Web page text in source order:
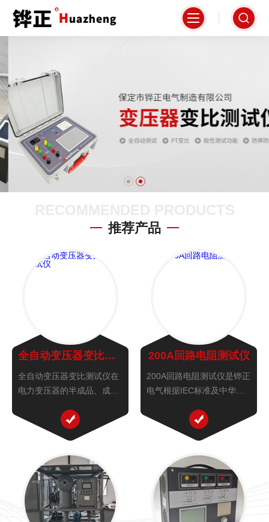
推荐产品
全自动变压器变比测试仪
全自动变压器变比测试仪在
电力变压器的半成品、成品
器投入运行之前及根据国家
电力部的预防性试验规程，
数比或电压比测试，铧正电
气变压器变比测试仪可以检
查变压器...
200A回路电阻测试仪
200A回路电阻测试仪是铧正
电气根据IEC标准及中华人
DL/T845.4- 2004有关规
定，发挥自身技术优势，精
关检测仪器。该仪器采用高
频大功率恒流开关电...